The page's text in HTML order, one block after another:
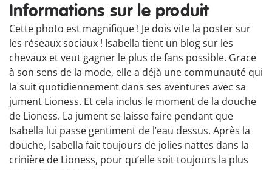
Informations sur le produit
Cette photo est magnifique ! Je dois vite la poster sur
les réseaux sociaux ! Isabella tient un blog sur les
chevaux et veut gagner le plus de fans possible. Grace
à son sens de la mode, elle a déjà une communauté qui
la suit quotidiennement dans ses aventures avec sa
jument Lioness. Et cela inclus le moment de la douche
de Lioness. La jument se laisse faire pendant que
Isabella lui passe gentiment de l’eau dessus. Après la
douche, Isabella fait toujours de jolies nattes dans la
crinière de Lioness, pour qu’elle soit toujours la plus